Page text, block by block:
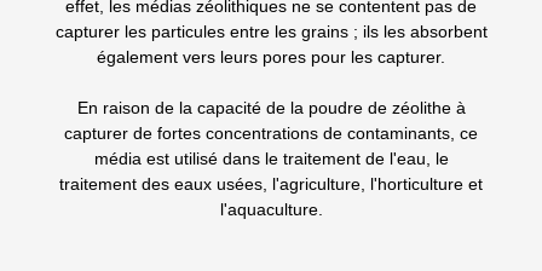
effet, les médias zéolithiques ne se contentent pas de
capturer les particules entre les grains ; ils les absorbent
également vers leurs pores pour les capturer.
En raison de la capacité de la poudre de zéolithe à
capturer de fortes concentrations de contaminants, ce
média est utilisé dans le traitement de l'eau, le
traitement des eaux usées, l'agriculture, l'horticulture et
l'aquaculture.